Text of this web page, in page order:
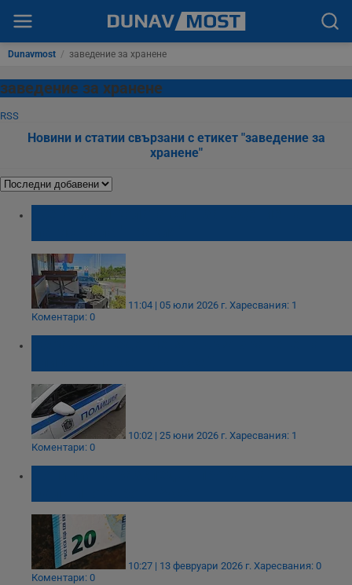
Dunavmost / заведение за хранене
заведение за хранене
RSS
Новини и статии свързани с етикет "заведение за
хранене"
11:04 | 05 юли 2026 г. Харесвания: 1
Коментари: 0
10:02 | 25 юни 2026 г. Харесвания: 1
Коментари: 0
10:27 | 13 февруари 2026 г. Харесвания: 0
Коментари: 0